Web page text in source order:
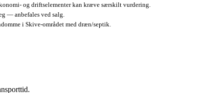
og driftselementer kan kræve særskilt vurdering.
— anbefales ved salg.
i Skive-området med dræn/septik.